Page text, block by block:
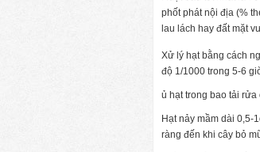
phốt phát nội địa (%
lau lách hay đất mặt
Xử lý hạt bằng cách
độ 1/1000 trong 5-6
ủ hạt trong bao tải
Hạt nảy mầm dài 0,5-
ràng đến khi cây bỏ